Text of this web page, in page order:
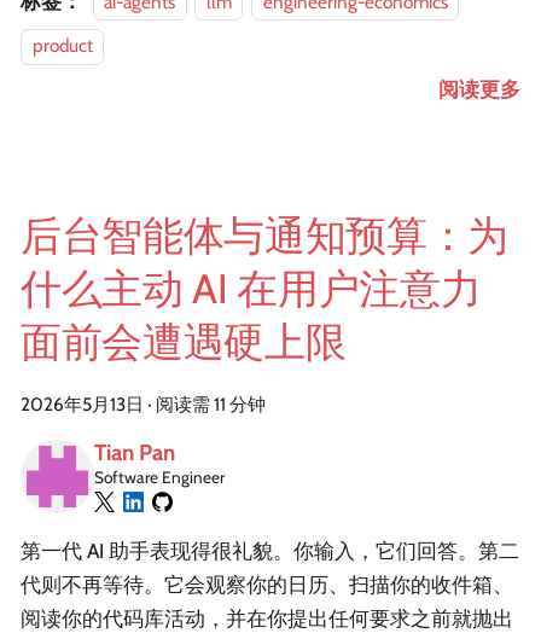
product
阅读更多
后台智能体与通知预算：为
什么主动 AI 在用户注意力
面前会遭遇硬上限
2026年5月13日 · 阅读需 11 分钟
Tian Pan
Software Engineer
第一代 AI 助手表现得很礼貌。你输入，它们回答。第二
代则不再等待。它会观察你的日历、扫描你的收件箱、
阅读你的代码库活动，并在你提出任何要求之前就抛出